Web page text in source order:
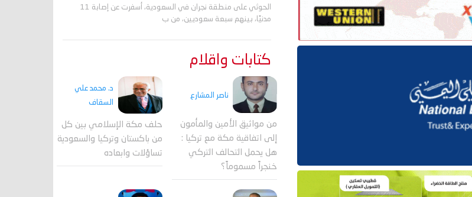
الحوثي على منطقة نجران في السعودية، أسفرت عن إصابة 11
مدنيًا، بينهم سبعة سعوديين، من ب
كتابات واقلام
ناصر المشارع
من مواثيق الأمين والمأمون
إلى اتفاقية مكة مع تركيا :
هل يحمل التحالف التركي
خنجراً مسموماً؟
د. محمد علي
السقاف
حلف مكة الإسلامي بين كل
من باكستان وتركيا والسعودية
تساؤلات وابعاده